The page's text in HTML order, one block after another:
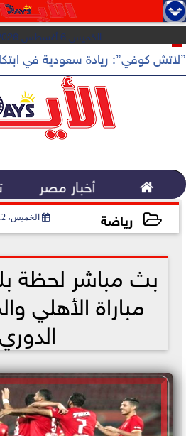
 
الخميس 6 أغسطس 2026
”لاتش كوفي”: ريادة سعودية في
 أخبار مصر
رياضة الخميس، 12 يناير 2023
بث مباشر لحظة
مباراة الأهلي